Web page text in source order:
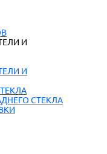
И
И
СТЕКЛА